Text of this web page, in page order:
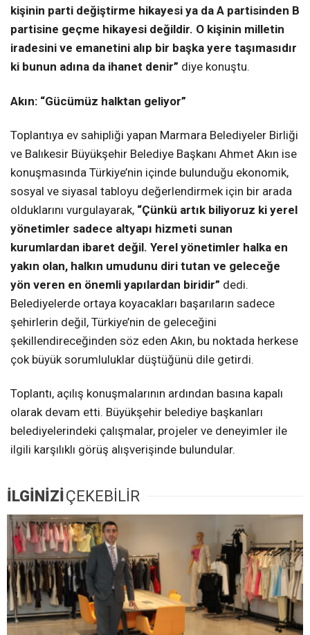
kişinin parti değiştirme hikayesi ya da A partisinden B
partisine geçme hikayesi değildir. O kişinin milletin
iradesini ve emanetini alıp bir başka yere taşımasıdır
ki bunun adına da ihanet denir” diye konuştu.
Akın: “Gücümüz halktan geliyor”
Toplantıya ev sahipliği yapan Marmara Belediyeler Birliği
ve Balıkesir Büyükşehir Belediye Başkanı Ahmet Akın ise
konuşmasında Türkiye’nin içinde bulunduğu ekonomik,
sosyal ve siyasal tabloyu değerlendirmek için bir arada
olduklarını vurgulayarak, “Çünkü artık biliyoruz ki yerel
yönetimler sadece altyapı hizmeti sunan
kurumlardan ibaret değil. Yerel yönetimler halka en
yakın olan, halkın umudunu diri tutan ve geleceğe
yön veren en önemli yapılardan biridir” dedi.
Belediyelerde ortaya koyacakları başarıların sadece
şehirlerin değil, Türkiye’nin de geleceğini
şekillendireceğinden söz eden Akın, bu noktada herkese
çok büyük sorumluluklar düştüğünü dile getirdi.
Toplantı, açılış konuşmalarının ardından basına kapalı
olarak devam etti. Büyükşehir belediye başkanları
belediyelerindeki çalışmalar, projeler ve deneyimler ile
ilgili karşılıklı görüş alışverişinde bulundular.
İLGİNİZİÇEKEBİLİR